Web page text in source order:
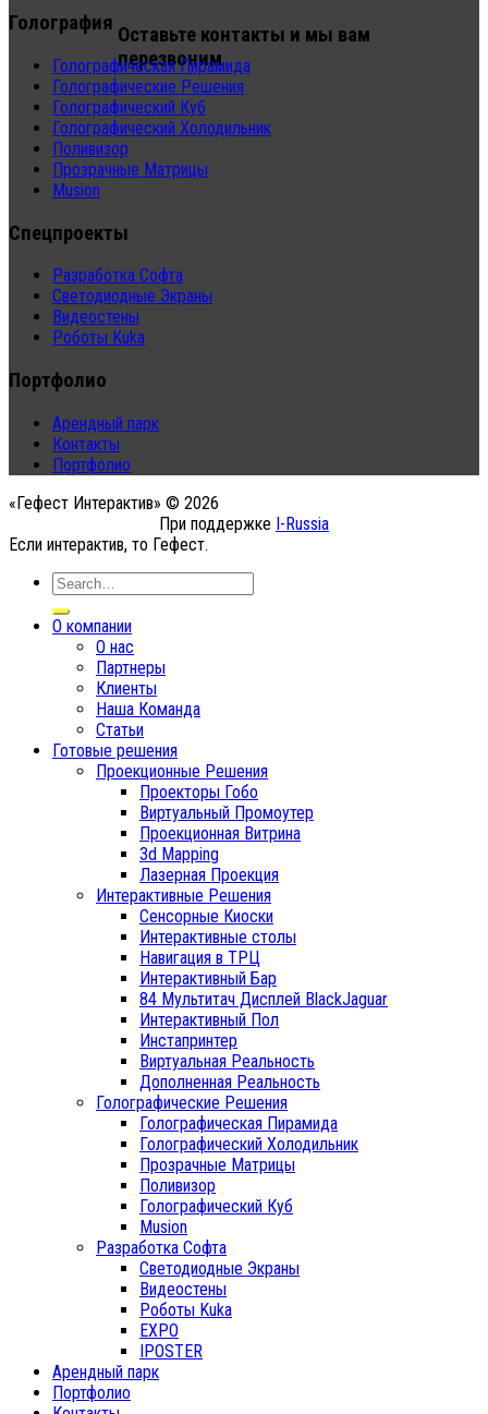
Оставьте контакты и мы вам
перезвоним
Голография
Голографическая Пирамида
Голографические Решения
Голографический Куб
Голографический Холодильник
Поливизор
Прозрачные Матрицы
Musion
Спецпроекты
Разработка Софта
Светодиодные Экраны
Видеостены
Роботы Kuka
Портфолио
Арендный парк
Контакты
Портфолио
«Гефест Интерактив» © 2026
При поддержке I-Russia
Если интерактив, то Гефест.
О компании
О нас
Партнеры
Клиенты
Наша Команда
Статьи
Готовые решения
Проекционные Решения
Проекторы Гобо
Виртуальный Промоутер
Проекционная Витрина
3d Mapping
Лазерная Проекция
Интерактивные Решения
Сенсорные Киоски
Интерактивные столы
Навигация в ТРЦ
Интерактивный Бар
84 Мультитач Дисплей BlackJaguar
Интерактивный Пол
Инстапринтер
Виртуальная Реальность
Дополненная Реальность
Голографические Решения
Голографическая Пирамида
Голографический Холодильник
Прозрачные Матрицы
Поливизор
Голографический Куб
Musion
Разработка Софта
Светодиодные Экраны
Видеостены
Роботы Kuka
EXPO
IPOSTER
Арендный парк
Портфолио